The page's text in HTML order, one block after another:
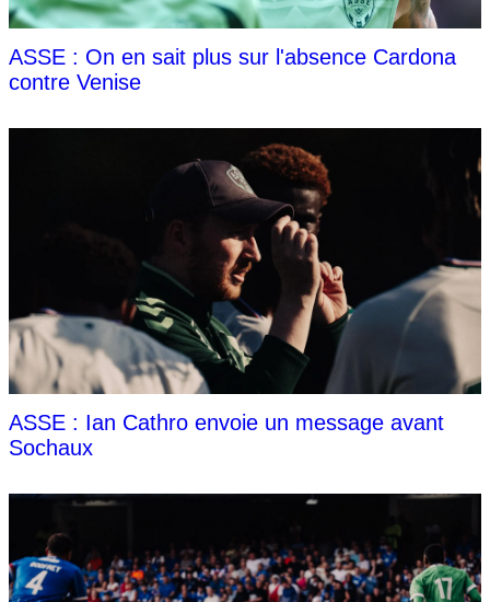
ASSE : On en sait plus sur l'absence Cardona
contre Venise
ASSE : Ian Cathro envoie un message avant
Sochaux